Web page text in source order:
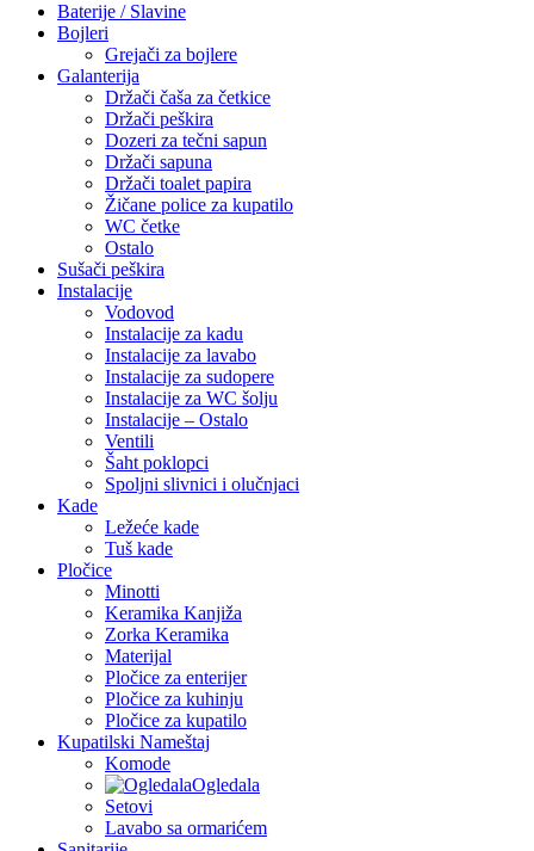
Baterije / Slavine
Bojleri
Grejači za bojlere
Galanterija
Držači čaša za četkice
Držači peškira
Dozeri za tečni sapun
Držači sapuna
Držači toalet papira
Žičane police za kupatilo
WC četke
Ostalo
Sušači peškira
Instalacije
Vodovod
Instalacije za kadu
Instalacije za lavabo
Instalacije za sudopere
Instalacije za WC šolju
Instalacije – Ostalo
Ventili
Šaht poklopci
Spoljni slivnici i olučnjaci
Kade
Ležeće kade
Tuš kade
Pločice
Minotti
Keramika Kanjiža
Zorka Keramika
Materijal
Pločice za enterijer
Pločice za kuhinju
Pločice za kupatilo
Kupatilski Nameštaj
Komode
Ogledala
Setovi
Lavabo sa ormarićem